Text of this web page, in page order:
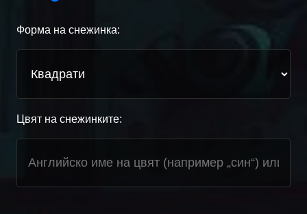
Форма на снежинка:
Цвят на снежинките: